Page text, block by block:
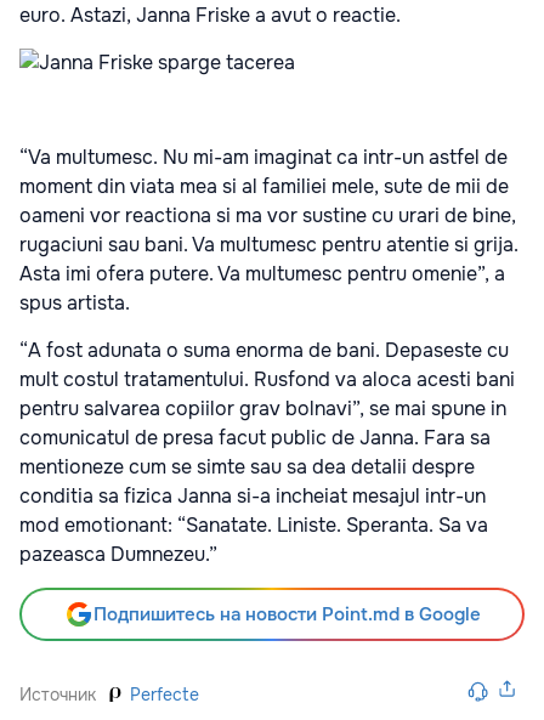
euro. Astazi, Janna Friske a avut o reactie.
“Va multumesc. Nu mi-am imaginat ca intr-un astfel de
moment din viata mea si al familiei mele, sute de mii de
oameni vor reactiona si ma vor sustine cu urari de bine,
rugaciuni sau bani. Va multumesc pentru atentie si grija.
Asta imi ofera putere. Va multumesc pentru omenie”, a
spus artista.
“A fost adunata o suma enorma de bani. Depaseste cu
mult costul tratamentului. Rusfond va aloca acesti bani
pentru salvarea copiilor grav bolnavi”, se mai spune in
comunicatul de presa facut public de Janna. Fara sa
mentioneze cum se simte sau sa dea detalii despre
conditia sa fizica Janna si-a incheiat mesajul intr-un
mod emotionant: “Sanatate. Liniste. Speranta. Sa va
pazeasca Dumnezeu.”
Подпишитесь на новости Point.md в Google
Источник Perfecte